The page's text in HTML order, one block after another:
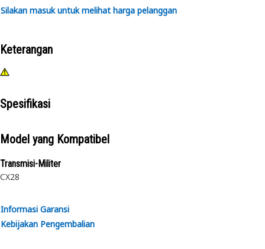
Silakan masuk untuk melihat harga pelanggan
Keterangan
Spesifikasi
Model yang Kompatibel
Transmisi-Militer
CX28
Informasi Garansi
Kebijakan Pengembalian